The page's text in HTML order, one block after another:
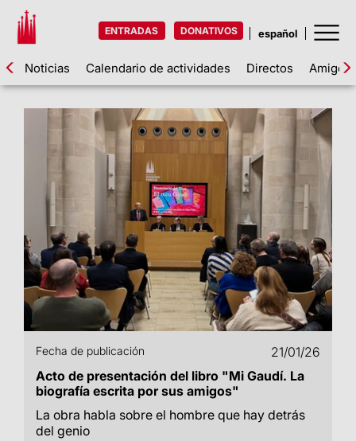
ENTRADAS DONATIVOS
Noticias Calendario de actividades Directos Amigos
Fecha de publicación
21/01/26
Acto de presentación del libro "Mi Gaudí. La
biografía escrita por sus amigos"
La obra habla sobre el hombre que hay detrás
del genio